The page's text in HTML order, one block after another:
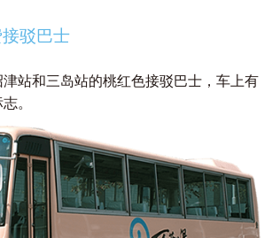
驳巴士
站和三岛站的桃红色接驳巴士，车上有
。